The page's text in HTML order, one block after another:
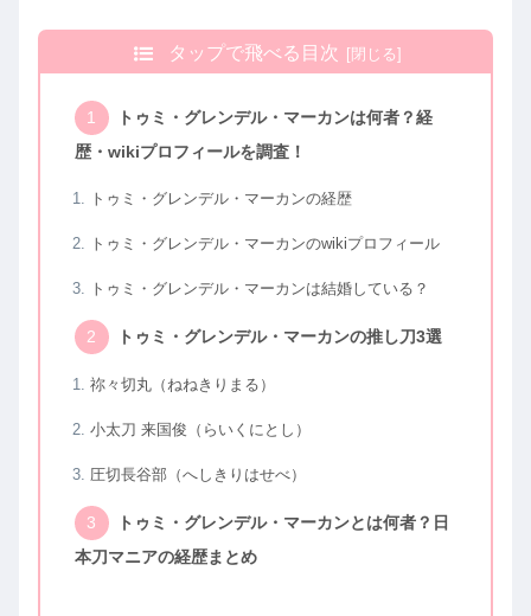
タップで飛べる目次
トゥミ・グレンデル・マーカンは何者？経
歴・wikiプロフィールを調査！
トゥミ・グレンデル・マーカンの経歴
トゥミ・グレンデル・マーカンのwikiプロフィール
トゥミ・グレンデル・マーカンは結婚している？
トゥミ・グレンデル・マーカンの推し刀3選
祢々切丸（ねねきりまる）
小太刀 来国俊（らいくにとし）
圧切長谷部（へしきりはせべ）
トゥミ・グレンデル・マーカンとは何者？日
本刀マニアの経歴まとめ